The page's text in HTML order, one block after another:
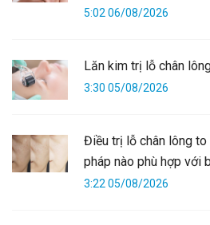
5:02 06/08/2026
Lăn kim trị lỗ chân
3:30 05/08/2026
Điều trị lỗ chân lông
pháp nào phù hợp với
3:22 05/08/2026